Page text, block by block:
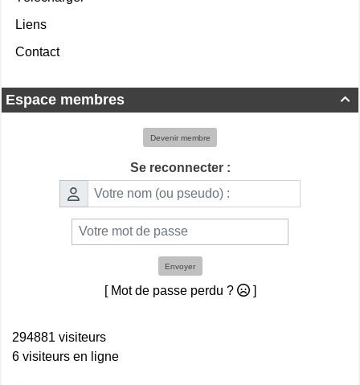
Liens
Contact

Espace membres
Devenir membre
Se reconnecter :
Envoyer
[ Mot de passe perdu ? ]
294881 visiteurs
6 visiteurs en ligne